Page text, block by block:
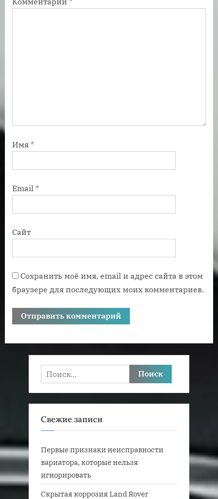
:
Имя *
Email *
Сайт
Сохранить моё имя, email и адрес сайта в этом
браузере для последующих моих комментариев.
Найти:
Свежие записи
Первые признаки неисправности
вариатора, которые нельзя
игнорировать
Скрытая коррозия Land Rover